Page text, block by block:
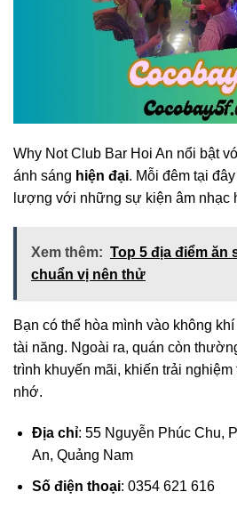
Why Not Club Bar Hoi An nổi bật
ánh sáng hiện đại. Mỗi đêm tại
lượng với những sự kiện âm nhạc
Xem thêm: Top 5 địa điểm ăn
chuẩn vị nên thử
Bạn có thể hòa mình vào không
tài năng. Ngoài ra, quán còn
trình khuyến mãi, khiến trải
nhớ.
Địa chỉ: 55 Nguyễn Phúc Chu,
An, Quảng Nam
Số điện thoại: 0354 621 616